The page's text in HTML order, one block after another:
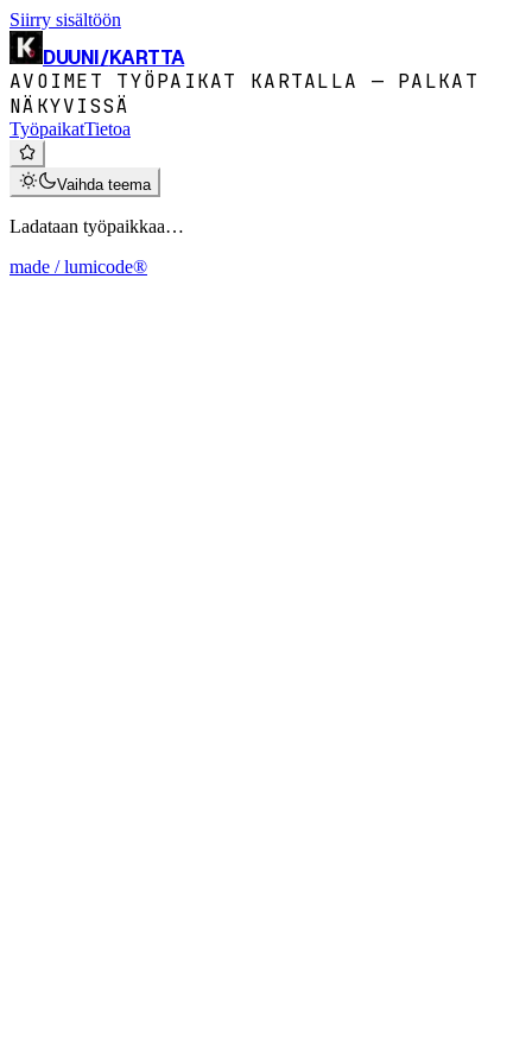
Siirry sisältöön
DUUNI/KARTTA
AVOIMET TYÖPAIKAT KARTALLA — PALKAT
NÄKYVISSÄ
TyöpaikatTietoa
Vaihda teema
Ladataan työpaikkaa…
made / lumicode®